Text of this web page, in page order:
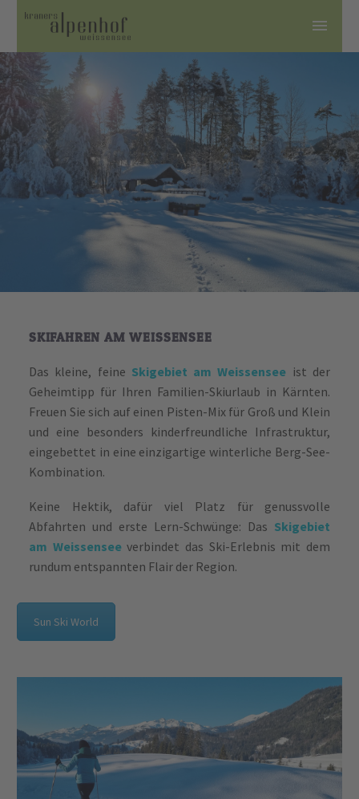
SKIFAHREN AM WEISSENSEE
Das kleine, feine Skigebiet am Weissensee ist der
Geheimtipp für Ihren Familien-Skiurlaub in Kärnten.
Freuen Sie sich auf einen Pisten-Mix für Groß und Klein
und eine besonders kinderfreundliche Infrastruktur,
eingebettet in eine einzigartige winterliche Berg-See-
Kombination.
Keine Hektik, dafür viel Platz für genussvolle
Abfahrten und erste Lern-Schwünge: Das Skigebiet
am Weissenseeverbindet das Ski-Erlebnis mit dem
rundum entspannten Flair der Region.
Sun Ski World